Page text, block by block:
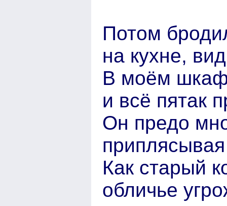
Потом
на кухне,
В моём
и всё пятак
Он предо
Как старый
обличье